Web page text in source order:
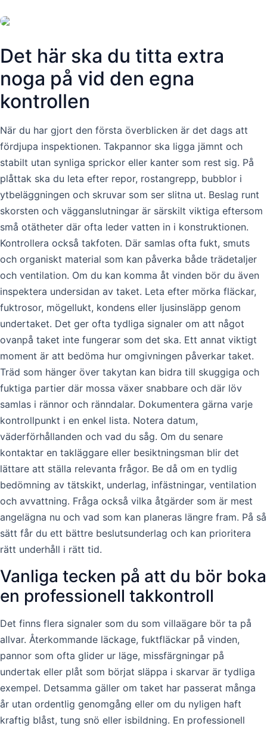
Det här ska du titta extra
noga på vid den egna
kontrollen
När du har gjort den första överblicken är det dags att
fördjupa inspektionen. Takpannor ska ligga jämnt och
stabilt utan synliga sprickor eller kanter som rest sig. På
plåttak ska du leta efter repor, rostangrepp, bubblor i
ytbeläggningen och skruvar som ser slitna ut. Beslag runt
skorsten och vägganslutningar är särskilt viktiga eftersom
små otätheter där ofta leder vatten in i konstruktionen.
Kontrollera också takfoten. Där samlas ofta fukt, smuts
och organiskt material som kan påverka både trädetaljer
och ventilation. Om du kan komma åt vinden bör du även
inspektera undersidan av taket. Leta efter mörka fläckar,
fuktrosor, mögellukt, kondens eller ljusinsläpp genom
undertaket. Det ger ofta tydliga signaler om att något
ovanpå taket inte fungerar som det ska. Ett annat viktigt
moment är att bedöma hur omgivningen påverkar taket.
Träd som hänger över takytan kan bidra till skuggiga och
fuktiga partier där mossa växer snabbare och där löv
samlas i rännor och ränndalar. Dokumentera gärna varje
kontrollpunkt i en enkel lista. Notera datum,
väderförhållanden och vad du såg. Om du senare
kontaktar en takläggare eller besiktningsman blir det
lättare att ställa relevanta frågor. Be då om en tydlig
bedömning av tätskikt, underlag, infästningar, ventilation
och avvattning. Fråga också vilka åtgärder som är mest
angelägna nu och vad som kan planeras längre fram. På så
sätt får du ett bättre beslutsunderlag och kan prioritera
rätt underhåll i rätt tid.
Vanliga tecken på att du bör boka
en professionell takkontroll
Det finns flera signaler som du som villaägare bör ta på
allvar. Återkommande läckage, fuktfläckar på vinden,
pannor som ofta glider ur läge, missfärgningar på
undertak eller plåt som börjat släppa i skarvar är tydliga
exempel. Detsamma gäller om taket har passerat många
år utan ordentlig genomgång eller om du nyligen haft
kraftig blåst, tung snö eller isbildning. En professionell